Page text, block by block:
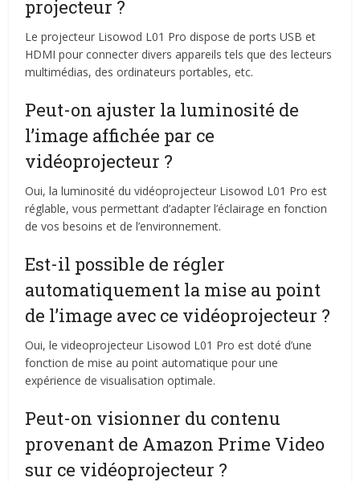
projecteur ?
Le projecteur Lisowod L01 Pro dispose de ports USB et
HDMI pour connecter divers appareils tels que des lecteurs
multimédias, des ordinateurs portables, etc.
Peut-on ajuster la luminosité de
l’image affichée par ce
vidéoprojecteur ?
Oui, la luminosité du vidéoprojecteur Lisowod L01 Pro est
réglable, vous permettant d’adapter l’éclairage en fonction
de vos besoins et de l’environnement.
Est-il possible de régler
automatiquement la mise au point
de l’image avec ce vidéoprojecteur ?
Oui, le videoprojecteur Lisowod L01 Pro est doté d’une
fonction de mise au point automatique pour une
expérience de visualisation optimale.
Peut-on visionner du contenu
provenant de Amazon Prime Video
sur ce vidéoprojecteur ?